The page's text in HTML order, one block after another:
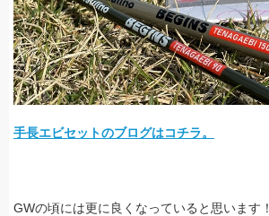
手長エビセットのブログはコチラ。
GWの頃には更に良くなっていると思います！